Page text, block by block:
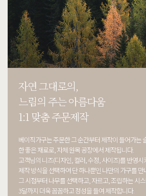
자연 그대로의,
느림의 주는 아름다움
1:1 맞춤 주문제작
베이직가구는 주문한 그 순간부터 제작이 들어가는
한 좋은 재료로, 자체 원목 공장에서 제작됩니다.
고객님의 니즈(디자인, 컬러, 수정, 사이즈)를 반영시
제작 방식을 선택하여 단 하나뿐인 나만의 가구를
그 시점부터 나무를 선택하고, 자르고, 조립하는 시
3달까지 더욱 꼼꼼하고 정성을 들여 제작합니다.